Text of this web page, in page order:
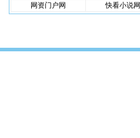
网资门户网
快看小说网